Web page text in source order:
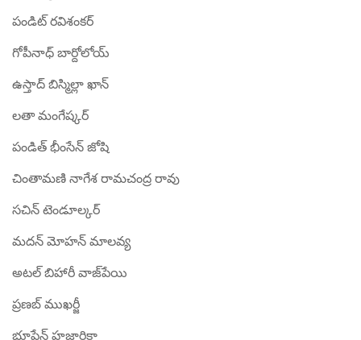
పండిట్ రవిశంకర్
గోపీనాధ్ బార్దోలోయ్
ఉస్తాద్ బిస్మిల్లా ఖాన్
లతా మంగేష్కర్
పండిత్ భీంసేన్ జోషి
చింతామణి నాగేశ రామచంద్ర రావు
సచిన్ టెండూల్కర్
మదన్ మోహన్ మాలవ్య
అటల్ బిహారీ వాజ్‌పేయి
ప్రణబ్ ముఖర్జీ
భూపేన్ హజారికా